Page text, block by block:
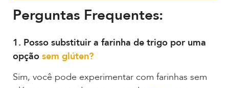
Perguntas Frequentes:
1. Posso substituir a farinha de trigo por uma
opção sem glúten?
Sim, você pode experimentar com farinhas sem